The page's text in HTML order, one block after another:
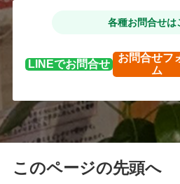
各種お問合せは
LINEでお問合せ
お問合せフ
ム
このページの先頭へ